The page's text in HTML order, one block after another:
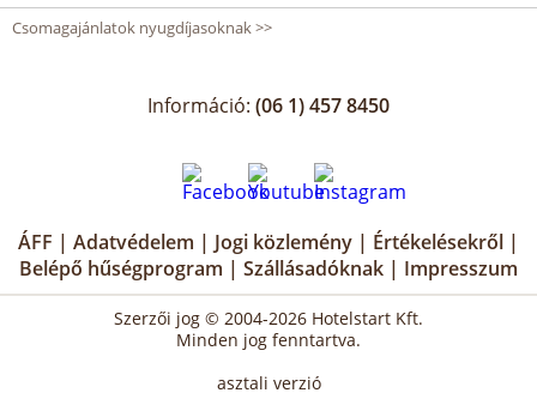
Csomagajánlatok nyugdíjasoknak >>
Információ: (06 1) 457 8450
ÁFF | Adatvédelem | Jogi közlemény | Értékelésekről |
Belépő hűségprogram | Szállásadóknak | Impresszum
Szerzői jog © 2004-2026 Hotelstart Kft.
Minden jog fenntartva.
asztali verzió